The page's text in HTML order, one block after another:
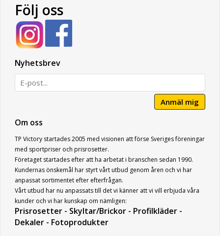
Följ oss
Nyhetsbrev
Anmäl mig
Om oss
TP Victory startades 2005 med visionen att förse Sveriges föreningar
med sportpriser och prisrosetter.
Företaget startades efter att ha arbetat i branschen sedan 1990.
Kundernas önskemål har styrt vårt utbud genom åren och vi har
anpassat sortimentet efter efterfrågan.
Vårt utbud har nu anpassats till det vi känner att vi vill erbjuda våra
kunder och vi har kunskap om nämligen:
Prisrosetter - Skyltar/Brickor - Profilkläder -
Dekaler - Fotoprodukter